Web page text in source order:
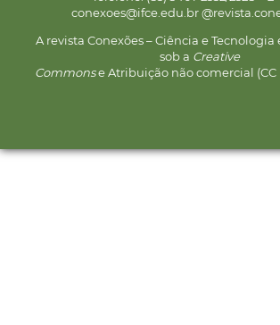
conexoes@ifce.edu.br
A revista Conexões – Ciência e
sob a Creative
Commonse Atribuição não comercial (CC